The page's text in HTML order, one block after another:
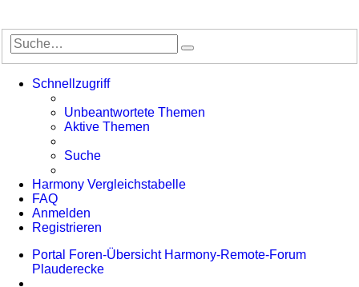
Suche
Suche
Schnellzugriff
Unbeantwortete Themen
Aktive Themen
Suche
Harmony Vergleichstabelle
FAQ
Anmelden
Registrieren
Portal
Foren-Übersicht Harmony-Remote-Forum
Plauderecke